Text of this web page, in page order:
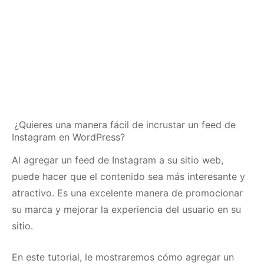
¿Quieres una manera fácil de incrustar un feed de
Instagram en WordPress?
Al agregar un feed de Instagram a su sitio web,
puede hacer que el contenido sea más interesante y
atractivo. Es una excelente manera de promocionar
su marca y mejorar la experiencia del usuario en su
sitio.
En este tutorial, le mostraremos cómo agregar un